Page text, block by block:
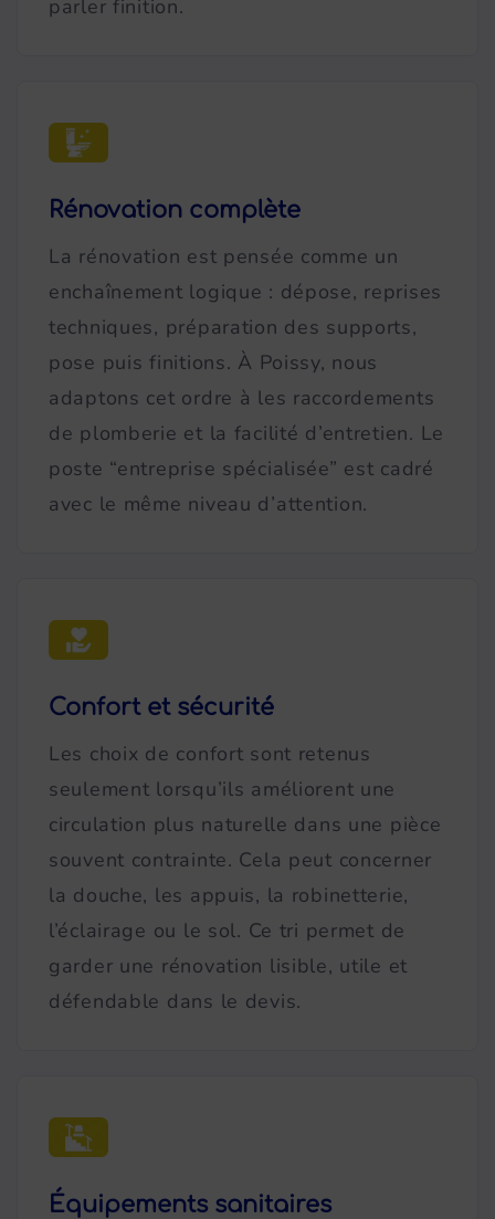
parler finition.
Rénovation complète
La rénovation est pensée comme un
enchaînement logique : dépose, reprises
techniques, préparation des supports,
pose puis finitions. À Poissy, nous
adaptons cet ordre à les raccordements
de plomberie et la facilité d’entretien. Le
poste “entreprise spécialisée” est cadré
avec le même niveau d’attention.
Confort et sécurité
Les choix de confort sont retenus
seulement lorsqu’ils améliorent une
circulation plus naturelle dans une pièce
souvent contrainte. Cela peut concerner
la douche, les appuis, la robinetterie,
l’éclairage ou le sol. Ce tri permet de
garder une rénovation lisible, utile et
défendable dans le devis.
Équipements sanitaires